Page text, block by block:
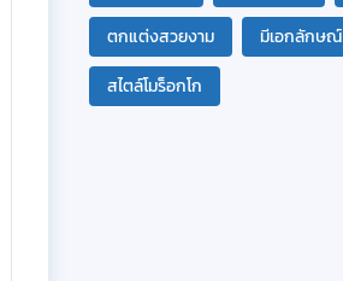
ตกแต่งสวยงาม มีเอกลักษณ์
สไตล์โมร็อกโก